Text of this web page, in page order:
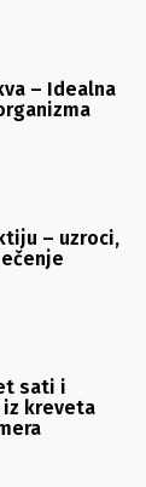
– Idealna
– uzroci,
sati i
kreveta